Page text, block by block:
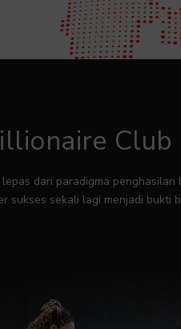
Club
dari paradigma
sukses sekali lagi menjadi bukti